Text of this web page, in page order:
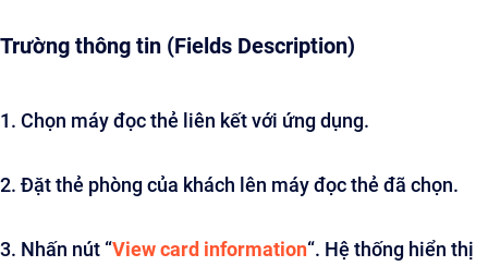
Trường thông tin (Fields Description)
1. Chọn máy đọc thẻ liên kết với ứng dụng.
2. Đặt thẻ phòng của khách lên máy đọc thẻ đã chọn.
3. Nhấn nút “View card information“. Hệ thống hiển thị